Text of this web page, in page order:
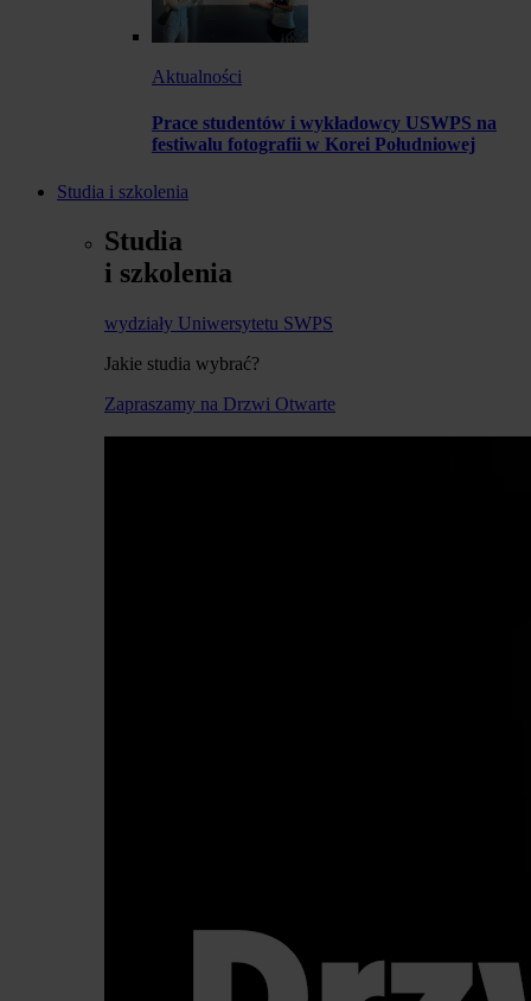
Aktualności
Prace studentów i wykładowcy USWPS na
festiwalu fotografii w Korei Południowej
Studia i szkolenia
Studia
i szkolenia
wydziały Uniwersytetu SWPS
Jakie studia wybrać?
Zapraszamy na Drzwi Otwarte